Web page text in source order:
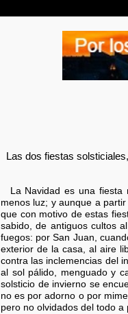
Las dos fiestas
La Navidad es una
menos luz; y aunque a
que con motivo de estas
sabido, de antiguos cultos
fuegos: por San Juan,
exterior de la casa, al aire
contra las inclemencias del
al sol pálido, menguado y
solsticio de invierno se
no es por adorno o por
pero no olvidados del todo